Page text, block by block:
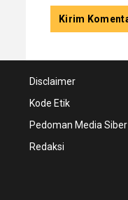
Disclaimer
Kode Etik
Pedoman Media Siber
Redaksi